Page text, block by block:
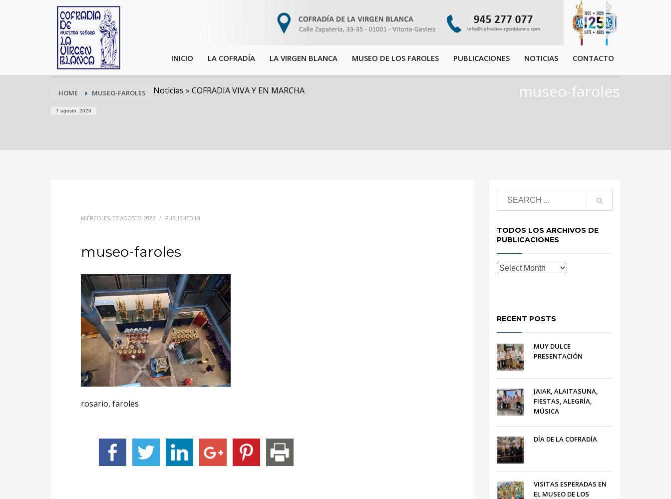
INICIO LA COFRADÍA LA VIRGEN BLANCA MUSEO DE LOS FAROLES PUBLICACIONES NOTICIAS CONTACTO
HOME Noticias » COFRADIA VIVA Y EN MARCHA
MUSEO-FAROLES
7 agosto, 2026
museo-faroles
MIÉRCOLES, 03 AGOSTO 2022 / PUBLISHED IN
museo-faroles
rosario, faroles
TODOS LOS ARCHIVOS DE
PUBLICACIONES
RECENT POSTS
MUY DULCE
PRESENTACIÓN
JAIAK, ALAITASUNA,
FIESTAS, ALEGRÍA,
MÚSICA
DÍA DE LA COFRADÍA
VISITAS ESPERADAS EN
EL MUSEO DE LOS